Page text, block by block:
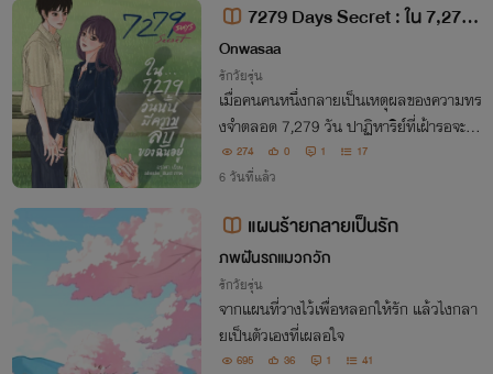
7279 Days Secret : ใน 7,279
วันนั้นมีความลับของฉันอยู่ (E-Boo
k ลงหลังปรับเนื้อหาค่ะ)
Onwasaa
รักวัยรุ่น
เมื่อคนคนหนึ่งกลายเป็นเหตุผลของความทร
งจำตลอด 7,279 วัน ปาฏิหาริย์ที่เฝ้ารอจะพ
าหัวใจที่เติบโตขึ้น ไปพบกับความหมายของค
วามรักแบบไหน
274 0 1 17
6 วันที่แล้ว
แผนร้ายกลายเป็นรัก
ภพฝันรถแมวกวัก
รักวัยรุ่น
จากแผนที่วางไว้เพื่อหลอกให้รัก แล้วไงกลา
ยเป็นตัวเองที่เผลอใจ
695 36 1 41